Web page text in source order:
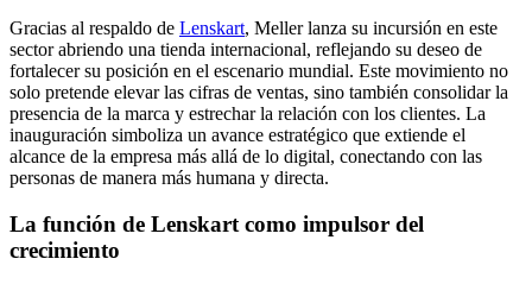
Gracias al respaldo de Lenskart, Meller lanza su incursión en este
sector abriendo una tienda internacional, reflejando su deseo de
fortalecer su posición en el escenario mundial. Este movimiento no
solo pretende elevar las cifras de ventas, sino también consolidar la
presencia de la marca y estrechar la relación con los clientes. La
inauguración simboliza un avance estratégico que extiende el
alcance de la empresa más allá de lo digital, conectando con las
personas de manera más humana y directa.
La función de Lenskart como impulsor del
crecimiento